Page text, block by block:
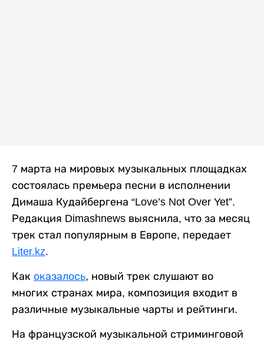
7 марта на мировых музыкальных площадках
состоялась премьера песни в исполнении
Димаша Кудайбергена “Love’s Not Over Yet”.
Редакция Dimashnews выяснила, что за месяц
трек стал популярным в Европе, передает
Liter.kz.
Как оказалось, новый трек слушают во
многих странах мира, композиция входит в
различные музыкальные чарты и рейтинги.
На французской музыкальной стриминговой